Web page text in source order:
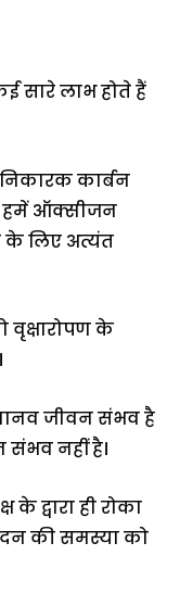
सारे लाभ होते हैं
कार्बन
हमें ऑक्सीजन
के लिए अत्यंत
के
मानव जीवन संभव है
संभव नहीं है।
द्वारा ही रोका
की समस्या को